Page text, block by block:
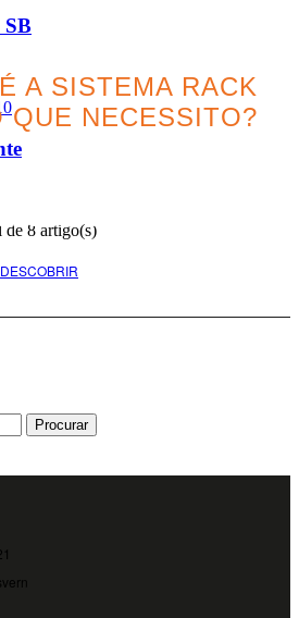
SB
de 8 artigo(s)
A SISTEMA RACK
QUE NECESSITO?
a melhor opção
o seu projeto
DESCOBRIR
Procurar